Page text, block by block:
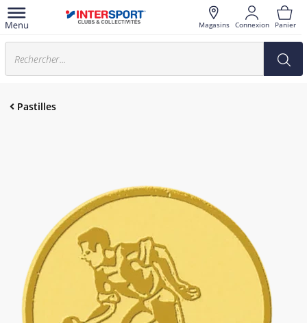
Magasins Connexion Panier
Pastilles